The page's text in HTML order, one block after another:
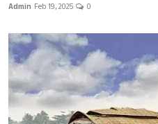
Admin Feb 19, 2025 0